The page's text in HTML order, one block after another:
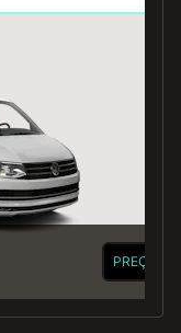
PREÇO